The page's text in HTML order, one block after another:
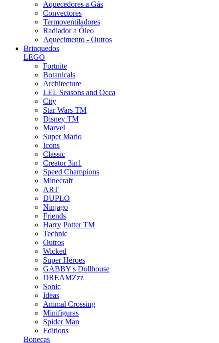
Aquecedores a Gás
Convectores
Termoventiladores
Radiador a Óleo
Aquecimento - Outros
Brinquedos
LEGO
Fortnite
Botanicals
Architecture
LEL Seasons and Occa
City
Star Wars TM
Disney TM
Marvel
Super Mario
Icons
Classic
Creator 3in1
Speed Champions
Minecraft
ART
DUPLO
Ninjago
Friends
Harry Potter TM
Technic
Outros
Wicked
Super Heroes
GABBY's Dollhouse
DREAMZzz
Sonic
Ideas
Animal Crossing
Minifiguras
Spider Man
Editions
Bonecas